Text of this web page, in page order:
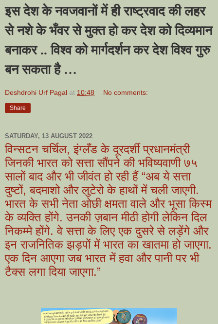
इस देश के नवजवानों में ही राष्ट्रवाद की लहर
से नशे के भँवर से मुक्त हो कर देश को दिव्यमान
बनाकर .. विश्व को मार्गदर्शन कर देश विश्व गुरु
बन सकता है …
Deshdrohi Urf Pagal at 10:48 No comments:
Share
SATURDAY, 13 AUGUST 2022
विन्सटन चर्चिल, इंग्लँड के दूरदर्शी प्रधानमंत्री
जिनकी भारत को सत्ता सौंपने की भविष्यवाणी ७५
सालों बाद और भी जीवंत हो रही हैं “अब ये सत्ता
दुष्टों, बदमाशो और लुटेरो के हाथों में चली जाएगी.
भारत के सभी नेता ओछी क्षमता वाले और भूसा किस्म
के व्यक्ति होंगे. उनकी ज़बान मीठी होगी लेकिन दिल
निकम्मे होंगे. वे सत्ता के लिए एक दुसरे से लड़ेंगे और
इन राजनितिक झड़पों में भारत का खातमा हो जाएगा.
एक दिन आएगा जब भारत में हवा और पानी पर भी
टैक्स लगा दिया जाएगा.”